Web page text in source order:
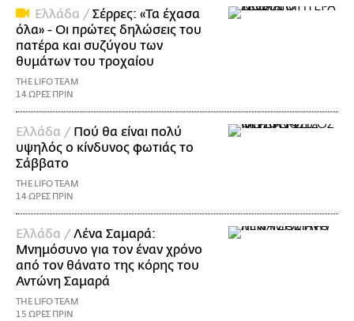
Ελλάδα /Σέρρες: «Τα έχασα
όλα» - Οι πρώτες δηλώσεις του
πατέρα και συζύγου των
θυμάτων του τροχαίου
THE LIFO TEAM
14 ΩΡΕΣ ΠΡΙΝ
Ελλάδα / Πού θα είναι πολύ
υψηλός ο κίνδυνος φωτιάς το
Σάββατο
THE LIFO TEAM
14 ΩΡΕΣ ΠΡΙΝ
Ελλάδα /Λένα Σαμαρά:
Μνημόσυνο για τον έναν χρόνο
από τον θάνατο της κόρης του
Αντώνη Σαμαρά
THE LIFO TEAM
15 ΩΡΕΣ ΠΡΙΝ